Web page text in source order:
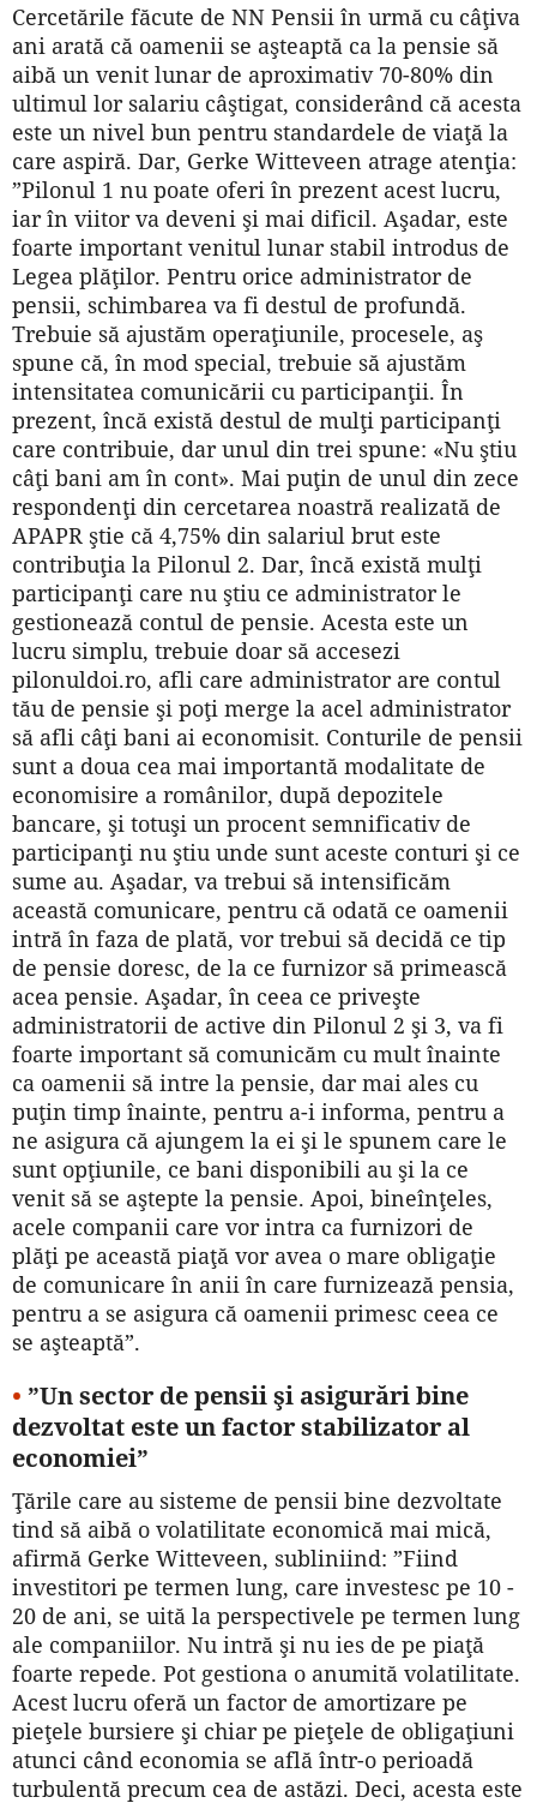
Cercetările făcute de NN Pensii în urmă cu câţiva
ani arată că oamenii se aşteaptă ca la pensie să
aibă un venit lunar de aproximativ 70-80% din
ultimul lor salariu câştigat, considerând că acesta
este un nivel bun pentru standardele de viaţă la
care aspiră. Dar, Gerke Witteveen atrage atenţia:
”Pilonul 1 nu poate oferi în prezent acest lucru,
iar în viitor va deveni şi mai dificil. Aşadar, este
foarte important venitul lunar stabil introdus de
Legea plăţilor. Pentru orice administrator de
pensii, schimbarea va fi destul de profundă.
Trebuie să ajustăm operaţiunile, procesele, aş
spune că, în mod special, trebuie să ajustăm
intensitatea comunicării cu participanţii. În
prezent, încă există destul de mulţi participanţi
care contribuie, dar unul din trei spune: «Nu ştiu
câţi bani am în cont». Mai puţin de unul din zece
respondenţi din cercetarea noastră realizată de
APAPR ştie că 4,75% din salariul brut este
contribuţia la Pilonul 2. Dar, încă există mulţi
participanţi care nu ştiu ce administrator le
gestionează contul de pensie. Acesta este un
lucru simplu, trebuie doar să accesezi
pilonuldoi.ro, afli care administrator are contul
tău de pensie şi poţi merge la acel administrator
să afli câţi bani ai economisit. Conturile de pensii
sunt a doua cea mai importantă modalitate de
economisire a românilor, după depozitele
bancare, şi totuşi un procent semnificativ de
participanţi nu ştiu unde sunt aceste conturi şi ce
sume au. Aşadar, va trebui să intensificăm
această comunicare, pentru că odată ce oamenii
intră în faza de plată, vor trebui să decidă ce tip
de pensie doresc, de la ce furnizor să primească
acea pensie. Aşadar, în ceea ce priveşte
administratorii de active din Pilonul 2 şi 3, va fi
foarte important să comunicăm cu mult înainte
ca oamenii să intre la pensie, dar mai ales cu
puţin timp înainte, pentru a-i informa, pentru a
ne asigura că ajungem la ei şi le spunem care le
sunt opţiunile, ce bani disponibili au şi la ce
venit să se aştepte la pensie. Apoi, bineînţeles,
acele companii care vor intra ca furnizori de
plăţi pe această piaţă vor avea o mare obligaţie
de comunicare în anii în care furnizează pensia,
pentru a se asigura că oamenii primesc ceea ce
se aşteaptă”.
• ”Un sector de pensii şi asigurări bine
dezvoltat este un factor stabilizator al
economiei”
Ţările care au sisteme de pensii bine dezvoltate
tind să aibă o volatilitate economică mai mică,
afirmă Gerke Witteveen, subliniind: ”Fiind
investitori pe termen lung, care investesc pe 10 -
20 de ani, se uită la perspectivele pe termen lung
ale companiilor. Nu intră şi nu ies de pe piaţă
foarte repede. Pot gestiona o anumită volatilitate.
Acest lucru oferă un factor de amortizare pe
pieţele bursiere şi chiar pe pieţele de obligaţiuni
atunci când economia se află într-o perioadă
turbulentă precum cea de astăzi. Deci, acesta este